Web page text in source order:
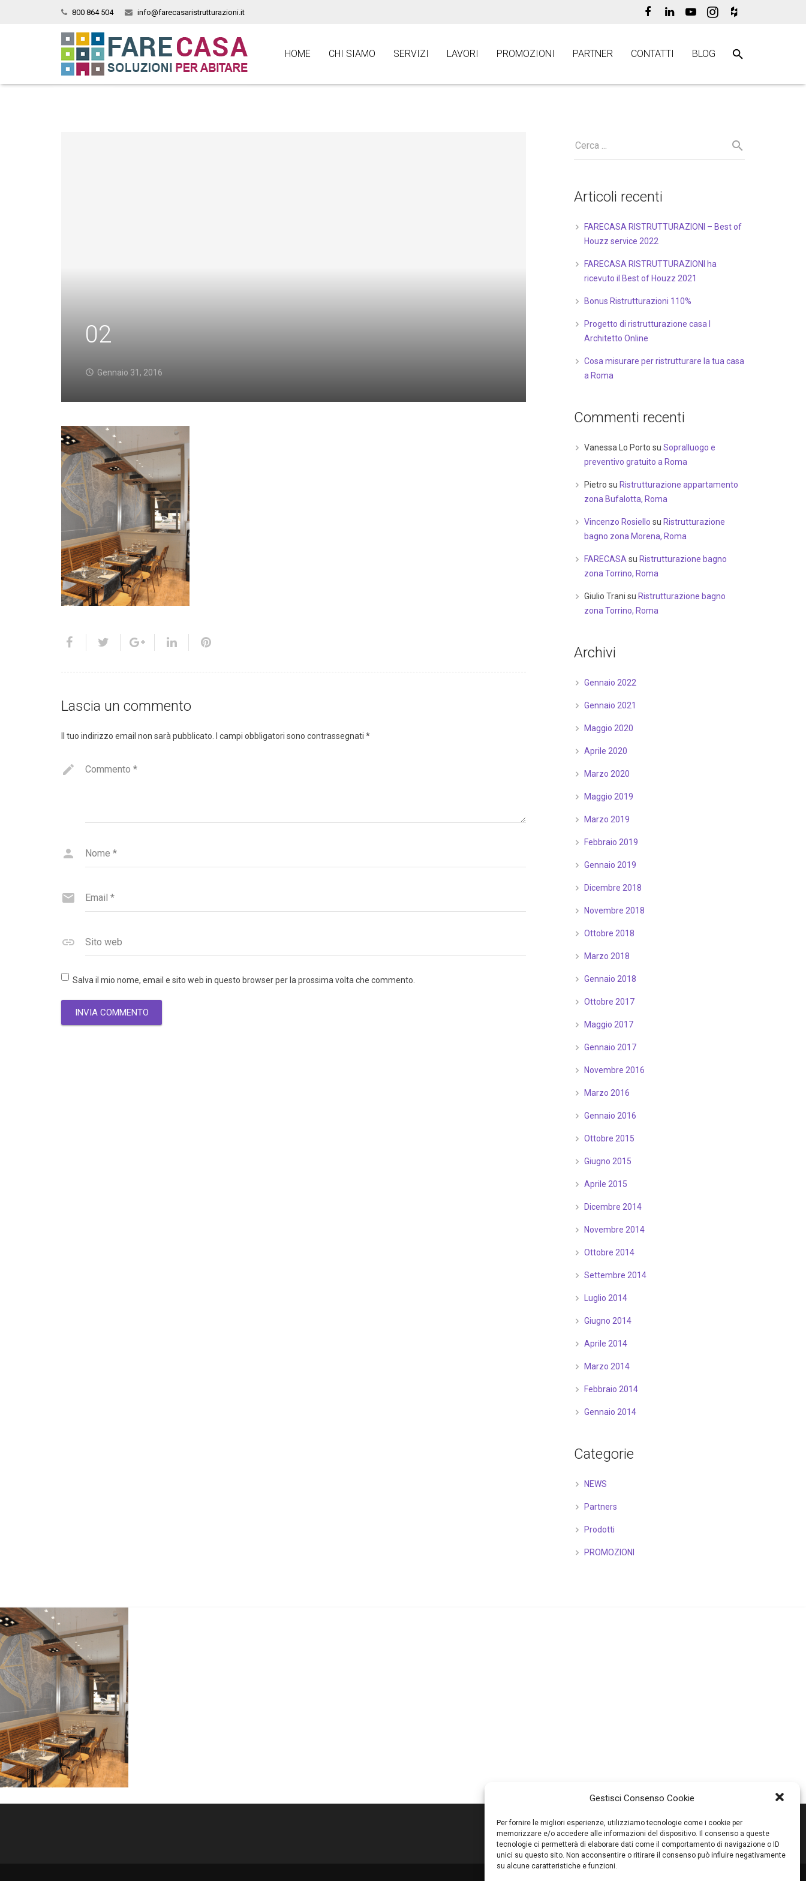
Gestisci Consenso Cookie
Per fornire le migliori esperienze, utilizziamo tecnologie come i cookie per
memorizzare e/o accedere alle informazioni del dispositivo. Il consenso a queste
tecnologie ci permetterà di elaborare dati come il comportamento di navigazione o ID
unici su questo sito. Non acconsentire o ritirare il consenso può influire negativamente
su alcune caratteristiche e funzioni.
800 864 504 info@farecasaristrutturazioni.it
HOME CHI SIAMO SERVIZI LAVORI PROMOZIONI PARTNER CONTATTI BLOG
02
Gennaio 31, 2016
Lascia un commento
Il tuo indirizzo email non sarà pubblicato. I campi obbligatori sono contrassegnati *
Commento *
Nome *
Email *
Sito web
Salva il mio nome, email e sito web in questo browser per la prossima volta che commento.
Articoli recenti
FARECASA RISTRUTTURAZIONI – Best of
Houzz service 2022
FARECASA RISTRUTTURAZIONI ha
ricevuto il Best of Houzz 2021
Bonus Ristrutturazioni 110%
Progetto di ristrutturazione casa I
Architetto Online
Cosa misurare per ristrutturare la tua casa
a Roma
Commenti recenti
Vanessa Lo Porto su Sopralluogo e
preventivo gratuito a Roma
Pietro su Ristrutturazione appartamento
zona Bufalotta, Roma
Vincenzo Rosiello su Ristrutturazione
bagno zona Morena, Roma
FARECASA su Ristrutturazione bagno
zona Torrino, Roma
Giulio Trani su Ristrutturazione bagno
zona Torrino, Roma
Archivi
Gennaio 2022
Gennaio 2021
Maggio 2020
Aprile 2020
Marzo 2020
Maggio 2019
Marzo 2019
Febbraio 2019
Gennaio 2019
Dicembre 2018
Novembre 2018
Ottobre 2018
Marzo 2018
Gennaio 2018
Ottobre 2017
Maggio 2017
Gennaio 2017
Novembre 2016
Marzo 2016
Gennaio 2016
Ottobre 2015
Giugno 2015
Aprile 2015
Dicembre 2014
Novembre 2014
Ottobre 2014
Settembre 2014
Luglio 2014
Giugno 2014
Aprile 2014
Marzo 2014
Febbraio 2014
Gennaio 2014
Categorie
NEWS
Partners
Prodotti
PROMOZIONI